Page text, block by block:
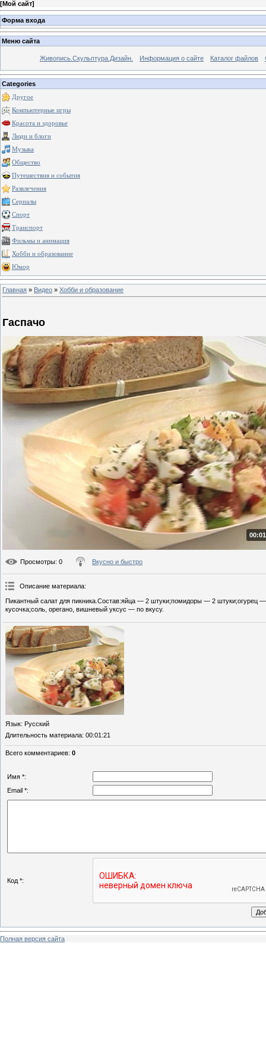
[Мой сайт]
Форма входа
Меню сайта
Живопись.Скульптура.Дизайн. Информация о сайте Каталог файлов
Categories
Другое
Компьютерные игры
Красота и здоровье
Люди и блоги
Музыка
Общество
Путешествия и события
Развлечения
Сериалы
Спорт
Транспорт
Фильмы и анимация
Хобби и образование
Юмор
Главная » Видео » Хобби и образование
Гаспачо
Просмотры: 0 Вкусно и быстро
Описание материала:
Пикантный салат для пикника.Состав:яйца — 2 штуки;помидоры — 2
кусочка;соль, орегано, вишневый уксус — по вкусу.
Язык: Русский
Длительность материала: 00:01:21
Всего комментариев: 0
Имя *:
Email *:
Код *:
Полная версия сайта